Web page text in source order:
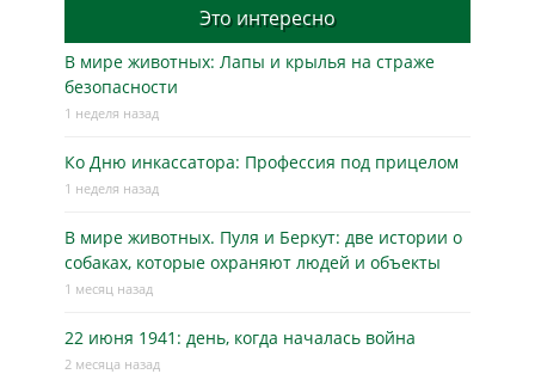
Это интересно
В мире животных: Лапы и крылья на страже
безопасности
1 неделя назад
Ко Дню инкассатора: Профессия под прицелом
1 неделя назад
В мире животных. Пуля и Беркут: две истории о
собаках, которые охраняют людей и объекты
1 месяц назад
22 июня 1941: день, когда началась война
2 месяца назад